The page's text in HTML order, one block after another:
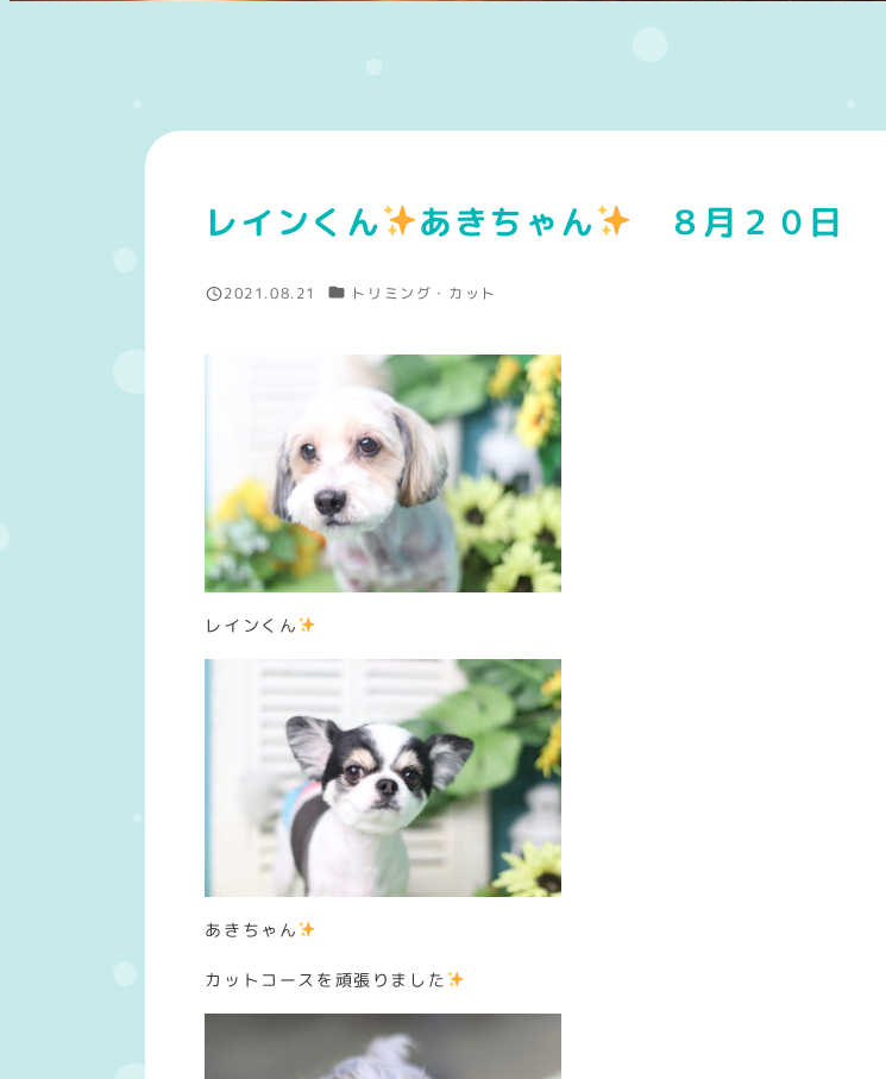
レインくん あきちゃん ８月２０日
投稿日
2021.08.21 カテゴリー
トリミング・カット
レインくん
あきちゃん
カットコースを頑張りました